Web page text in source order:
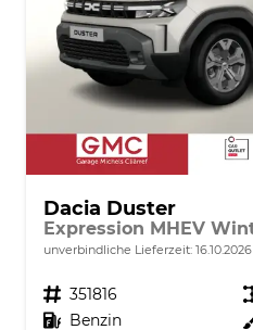
Dacia Duster
unverbindliche Lieferzeit: 16.10.2026
Fahrzeugnr. 351816
Kraftstoff Benzin